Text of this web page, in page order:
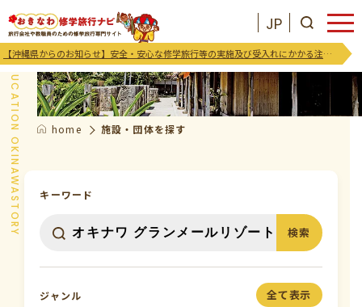
JP
【沖縄県からのお知らせ】安全・安心な修学旅行等の実施及び受入れにかかる注意喚起及び御協力のお願い
JP
沖縄を知る
お知らせ
プログラム
EDUCATION OKINAWASTORY
施設・団体を探す
home 施設・団体を探す
キーワード
検索
ジャンル 全て表示